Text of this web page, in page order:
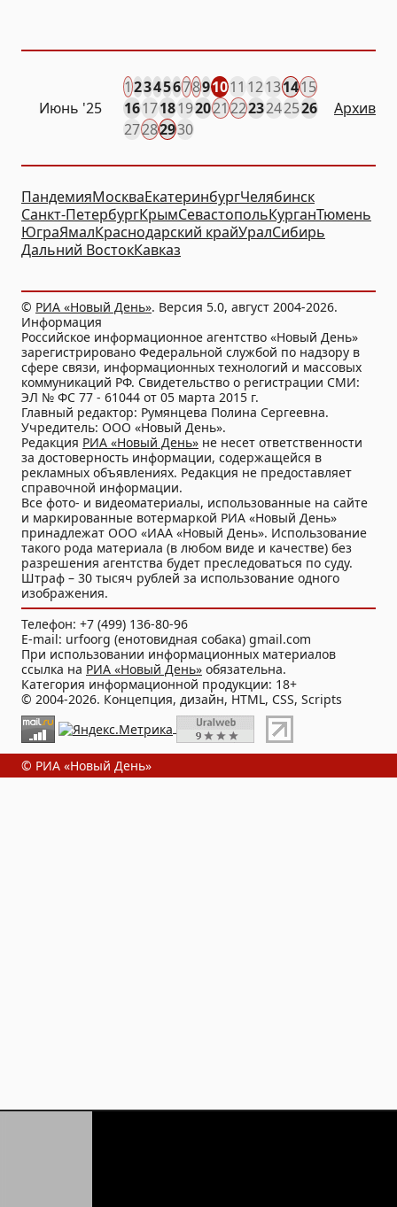
Июнь '25
1234567891011 12131415
1617181920212223242526
27282930
Архив
ПандемияМоскваЕкатеринбургЧелябинск
Санкт-ПетербургКрымСевастопольКурганТюмень
ЮграЯмалКраснодарский крайУралСибирь
Дальний ВостокКавказ
© РИА «Новый День». Версия 5.0, август 2004-2026.
Информация
Российское информационное агентство «Новый День»
зарегистрировано Федеральной службой по надзору в
сфере связи, информационных технологий и массовых
коммуникаций РФ. Свидетельство о регистрации СМИ:
ЭЛ № ФС 77 - 61044 от 05 марта 2015 г.
Главный редактор: Румянцева Полина Сергеевна.
Учредитель: ООО «Новый День».
Редакция РИА «Новый День» не несет ответственности
за достоверность информации, содержащейся в
рекламных объявлениях. Редакция не предоставляет
справочной информации.
Все фото- и видеоматериалы, использованные на сайте
и маркированные вотермаркой РИА «Новый День»
принадлежат ООО «ИАА «Новый День». Использование
такого рода материала (в любом виде и качестве) без
разрешения агентства будет преследоваться по суду.
Штраф – 30 тысяч рублей за использование одного
изображения.
Телефон: +7 (499) 136-80-96
E-mail: urfoorg (енотовидная собака) gmail.com
При использовании информационных материалов
ссылка на РИА «Новый День» обязательна.
Категория информационной продукции: 18+
© 2004-2026. Концепция, дизайн, HTML, CSS, Scripts
© РИА «Новый День»